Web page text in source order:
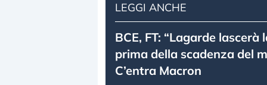
LEGGI ANCHE
BCE, FT: “Lagarde lascerà
prima della scadenza del
C’entra Macron